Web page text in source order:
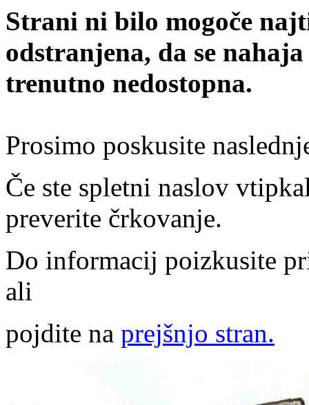
Strani ni bilo mogoče
odstranjena, da se
trenutno nedostopna.
Prosimo poskusite
Če ste spletni naslov
preverite črkovanje.
Do informacij poizkusite
ali
pojdite na prejšnjo stran.